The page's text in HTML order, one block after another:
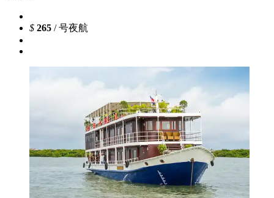
$ 265 / 号夜航